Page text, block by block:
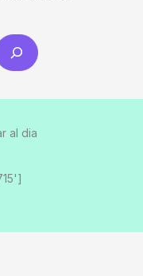
al dia